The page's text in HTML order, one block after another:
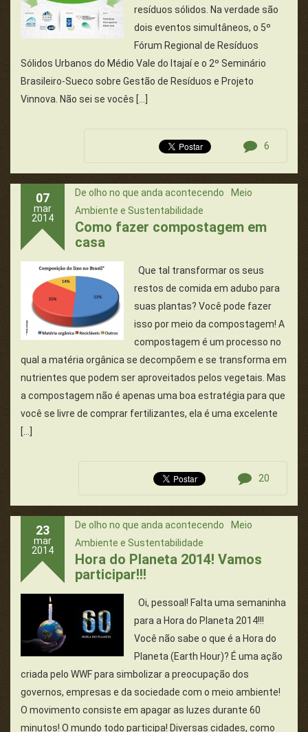
resíduos sólidos. Na verdade são
dois eventos simultâneos, o 5º
Fórum Regional de Resíduos
Sólidos Urbanos do Médio Vale do Itajaí e o 2º Seminário
Brasileiro-Sueco sobre Gestão de Resíduos e Projeto
Vinnova. Não sei se vocês […]
6
07
mar
2014
De olho no que anda acontecendo
Meio
Ambiente e Sustentabilidade
Como fazer compostagem em
casa
Que tal transformar os seus
restos de comida em adubo para
suas plantas? Você pode fazer
isso por meio da compostagem! A
compostagem é um processo no
qual a matéria orgânica se decompõem e se transforma em
nutrientes que podem ser aproveitados pelos vegetais. Mas
a compostagem não é apenas uma boa estratégia para que
você se livre de comprar fertilizantes, ela é uma excelente
[…]
20
23
mar
2014
De olho no que anda acontecendo
Meio
Ambiente e Sustentabilidade
Hora do Planeta 2014! Vamos
participar!!!
Oi, pessoal! Falta uma semaninha
para a Hora do Planeta 2014!!!
Você não sabe o que é a Hora do
Planeta (Earth Hour)? É uma ação
criada pelo WWF para simbolizar a preocupação dos
governos, empresas e da sociedade com o meio ambiente!
O movimento consiste em apagar as luzes durante 60
minutos! O mundo todo participa! Diversas cidades, como